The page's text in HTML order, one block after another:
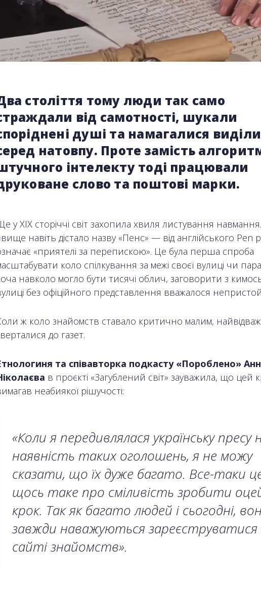
століття тому люди так само
від самотності, шукали
душі та намагалися
натовпу. Проте замість
інтелекту тоді працювали
слово та поштові марки.
у XIX сторіччі світ захопила хвиля листування
навіть дістало назву «Пенс» — від англійського Pen
«приятелі за перепискою». Це була перша спроба
коло спілкування за межі своєї вулиці чи
навколо могло бути тисячі облич, заговорити з
без офіційного представлення вважалося
ж коло знайомств ставало критично малим,
до газет.
та співавторка подкасту «Пороблено»
в проєкті «Загублений світ» зауважила, що цей
неабиякої рішучості:
«Коли я передивлялася українську пресу
наявність таких оголошень, я не можу
сказати, що їх дуже багато. Все-таки
щось таке про сміливість зробити
крок. Так як багато людей і сьогодні,
завжди наважуються зареєструватися
сайті знайомств».